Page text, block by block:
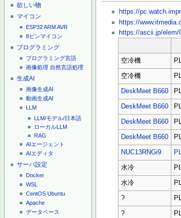
欲しい物
マイコン
ESP32ARMAVR
8ピンマイコン
プログラミング
プログラミング言語
画像処理 自然言語処理
生成AI
画像生成AI
動画生成AI
LLM
LLM/モデル/日本語
ローカルLLM
RAG
AIエージェント
AIエディタ
サーバ設定
Docker
WSL
CentOS Ubuntu
Apache
データベース
https://
https://
https://ascii.jp/elem/
空冷機
空冷機
DeskMeet B660
DeskMeet B660
DeskMeet B660
DeskMeet B660
NUC13RNGi9
水冷
水冷
?
?